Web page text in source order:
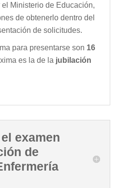
Ministerio de Educación,
de obtenerlo dentro del
de solicitudes.
para presentarse son 16
es la de la jubilación
examen
de